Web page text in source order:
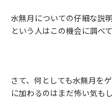
水無月についての仔細な説
という人はこの機会に調べ
さて、何としても水無月を
に加わるのはまだ怖い気も